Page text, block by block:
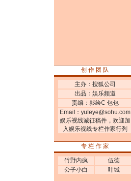
创 作 团 队
主办：搜狐公司
出品：娱乐频道
责编：影绘C 包包
Email： yuleye@sohu.com
娱乐视线诚征稿件，欢迎加
入娱乐视线专栏作家行列
专 栏 作 家
竹野内疯
伍德
公子小白
叶城